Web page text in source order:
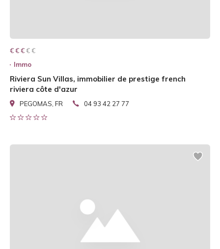
€ € € € €
€ € €
Immo
Riviera Sun Villas, immobilier de prestige french
riviera côte d'azur
PEGOMAS, FR 04 93 42 27 77